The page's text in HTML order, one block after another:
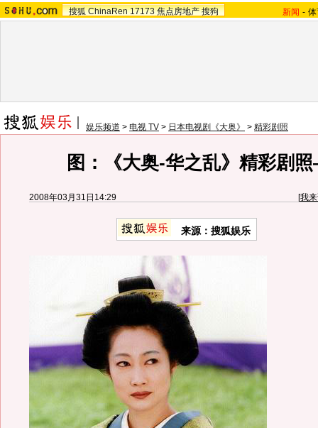
搜狐 ChinaRen 17173 焦点房地产 搜狗 新闻 -
娱乐频道 > 电视 TV > 日本电视剧《大奥》 > 精彩剧照
图：《大奥-华之乱》精彩剧
2008年03月31日14:29 [我
来源：搜狐娱乐